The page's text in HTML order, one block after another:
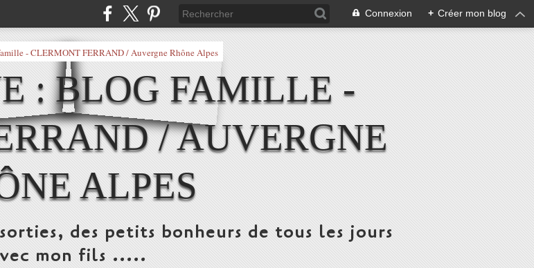
Connexion + Créer mon blog
: BLOG FAMILLE -
/ AUVERGNE
ALPES
des petits bonheurs de tous les jours
mon fils .....